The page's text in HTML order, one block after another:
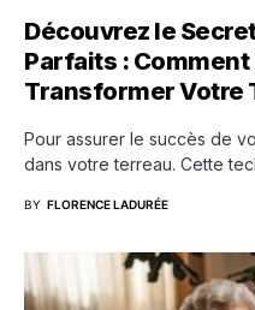
Découvrez le
Parfaits : Comment
Transformer Votre
Pour assurer le succès de
dans votre terreau. Cette
BY FLORENCE LADURÉE